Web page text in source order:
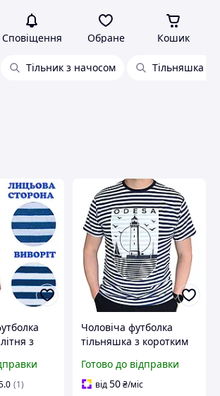
Сповіщення Обране Кошик
Тільник з начосом Тільняшка
з
в'язана
(1)
Чоловіча футболка
тільняшка з коротким
в'язана принт "ODESA"
Темно-синя смуга
Готово до відправки
від50₴/міс